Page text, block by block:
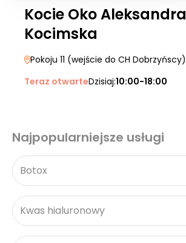
Kocie Oko Aleksandra
Kocimska
Pokoju 11 (wejście do CH Dobrzyńscy)
Teraz otwarteDzisiaj:10:00-18:00
Najpopularniejsze usługi
Botox
Kwas hialuronowy